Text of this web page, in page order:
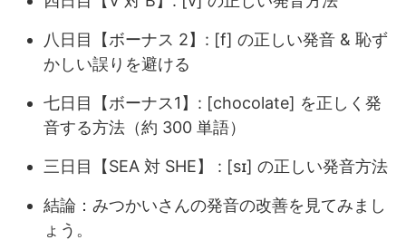
八日目【ボーナス 2】: [f] の正しい発音 & 恥ず
かしい誤りを避ける
七日目【ボーナス1】: [chocolate] を正しく発
音する方法（約 300 単語）
三日目【SEA 対 SHE】 : [sɪ] の正しい発音方法
結論：みつかいさんの発音の改善を見てみまし
ょう。